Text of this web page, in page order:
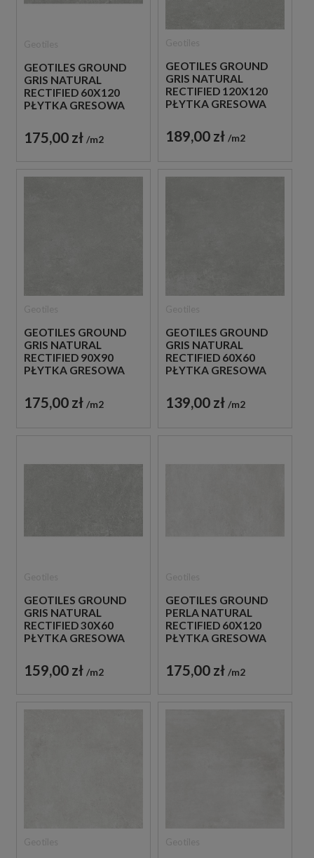
GEOTILES GROUND
GRIS NATURAL
RECTIFIED 60X120
PŁYTKA GRESOWA
175,00 zł m2
GEOTILES GROUND
GRIS NATURAL
RECTIFIED 120X120
PŁYTKA GRESOWA
189,00 zł m2
GEOTILES GROUND
GRIS NATURAL
RECTIFIED 90X90
PŁYTKA GRESOWA
175,00 zł m2
GEOTILES GROUND
GRIS NATURAL
RECTIFIED 60X60
PŁYTKA GRESOWA
139,00 zł m2
GEOTILES GROUND
GRIS NATURAL
RECTIFIED 30X60
PŁYTKA GRESOWA
159,00 zł m2
GEOTILES GROUND
PERLA NATURAL
RECTIFIED 60X120
PŁYTKA GRESOWA
175,00 zł m2